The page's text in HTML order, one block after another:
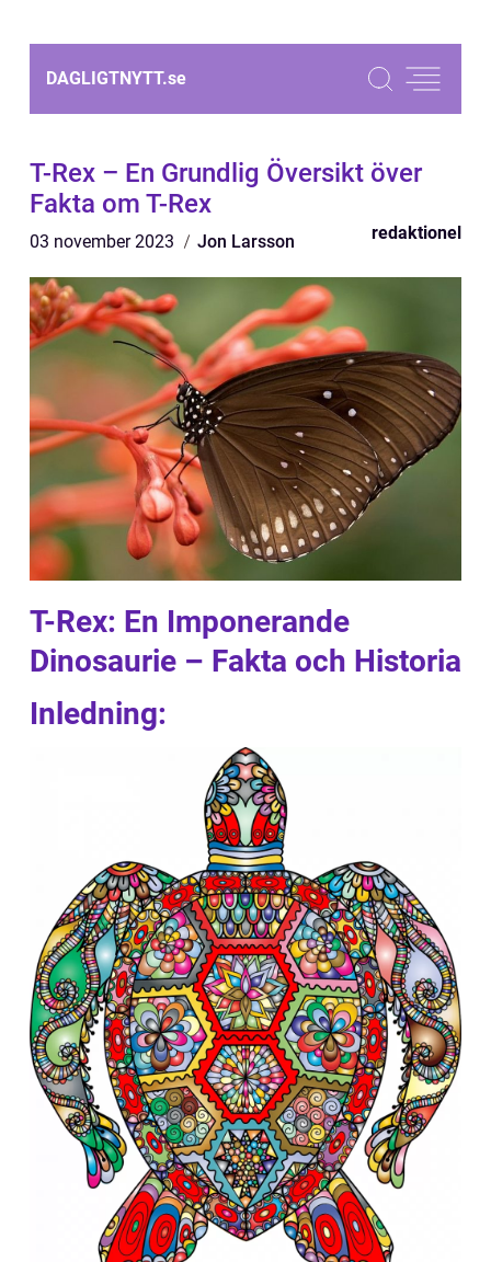
DAGLIGTNYTT.se
T-Rex – En Grundlig Översikt över
Fakta om T-Rex
03 november 2023 Jon Larsson redaktionel
T-Rex: En Imponerande
Dinosaurie – Fakta och Historia
Inledning: